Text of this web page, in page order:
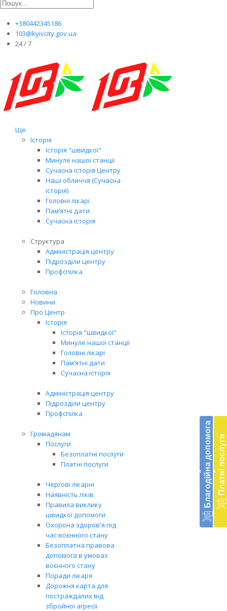
+380442345186
103@kyivcity.gov.ua
24 / 7
Ще
Історія
Історія "швидкої"
Минуле нашої станції
Сучасна історія Центру
Наші обличчя (Сучасна
історія)
Головні лікарі
Пам’ятні дати
Сучасна історія
Структура
Адміністрація центру
Підрозділи центру
Профспілка
Головна
Новини
Про Центр
Історія
Історія "швидкої"
Минуле нашої станції
Головні лікарі
Пам’ятні дати
Сучасна історія
Адміністрація центру
Підрозділи центру
Профспілка
Громадянам
Послуги
Безоплатні послуги
Платні послуги
Чергові лікарні
Наявність ліків
Правила виклику
швидкої допомоги
Охорона здоров'я під
час воєнного стану
Безоплатна правова
допомога в умовах
воєнного стану
Поради лікаря
Дорожня карта для
постраждалих від
збройної агресії
‹ Благодійна допомога ‹ Платні послуги